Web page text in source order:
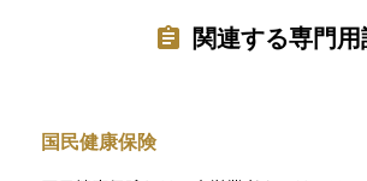
関連する専門用
国民健康保険